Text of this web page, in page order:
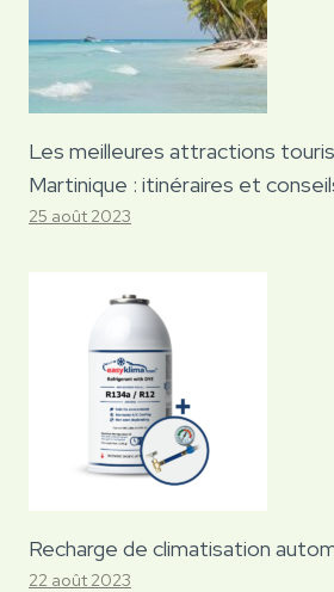
Les meilleures attractions
Martinique : itinéraires et
25 août 2023
Recharge de climatisation
22 août 2023